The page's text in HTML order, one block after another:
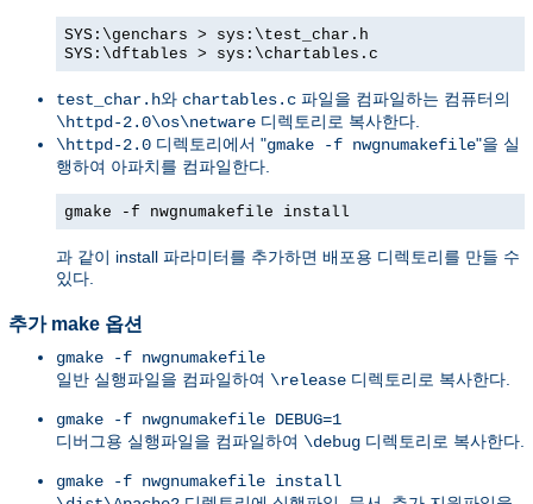
SYS:\genchars > sys:\test_char.h
SYS:\dftables > sys:\chartables.c
test_char.h와 chartables.c 파일을 컴파일하는 컴퓨터의
\httpd-2.0\os\netware 디렉토리로 복사한다.
\httpd-2.0 디렉토리에서 "gmake -f nwgnumakefile"을 실
행하여 아파치를 컴파일한다.
gmake -f nwgnumakefile install
과 같이 install 파라미터를 추가하면 배포용 디렉토리를 만들 수
있다.
추가 make 옵션
gmake -f nwgnumakefile
일반 실행파일을 컴파일하여 \release 디렉토리로 복사한다.
gmake -f nwgnumakefile DEBUG=1
디버그용 실행파일을 컴파일하여 \debug 디렉토리로 복사한다.
gmake -f nwgnumakefile install